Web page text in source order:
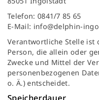
Telefon: 0841/7 85 65
E-Mail: info@delphin-
Verantwortliche Stelle
Person, die allein oder
Zwecke und Mittel der
personenbezogenen
o. Ä.) entscheidet.